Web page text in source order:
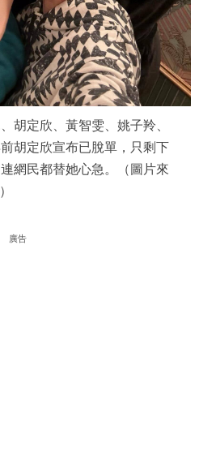
胡定欣、黃智雯、姚子羚、
前胡定欣宣布已脫單，只剩下
網民都替她心急。（圖片來
廣告